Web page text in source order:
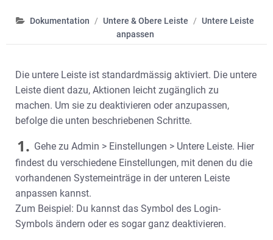
Dokumentation Untere & Obere Leiste
Untere Leiste
anpassen
Die untere Leiste ist standardmässig aktiviert. Die untere
Leiste dient dazu, Aktionen leicht zugänglich zu
machen. Um sie zu deaktivieren oder anzupassen,
befolge die unten beschriebenen Schritte.
1. Gehe zu Admin > Einstellungen > Untere Leiste. Hier
findest du verschiedene Einstellungen, mit denen du die
vorhandenen Systemeinträge in der unteren Leiste
anpassen kannst.
Zum Beispiel: Du kannst das Symbol des Login-
Symbols ändern oder es sogar ganz deaktivieren.